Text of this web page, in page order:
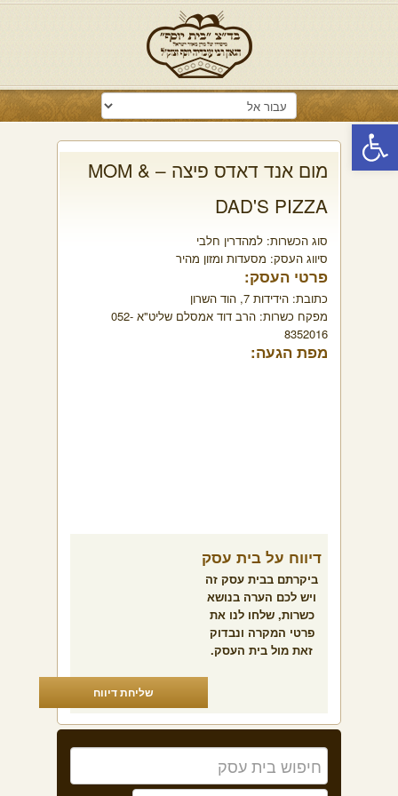
פתח סרגל נגישות
מום אנד דאדס פיצה – MOM &
DAD'S PIZZA
סוג הכשרות: למהדרין חלבי
סיווג העסק: מסעדות ומזון מהיר
פרטי העסק:
כתובת: הידידות 7, הוד השרון
מפקח כשרות:
הרב דוד אמסלם שליט"א 052-
8352016
מפת הגעה:
דיווח על בית עסק
ביקרתם בבית עסק זה
ויש לכם הערה בנושא
כשרות, שלחו לנו את
פרטי המקרה ונבדוק
זאת מול בית העסק.
שליחת דיווח